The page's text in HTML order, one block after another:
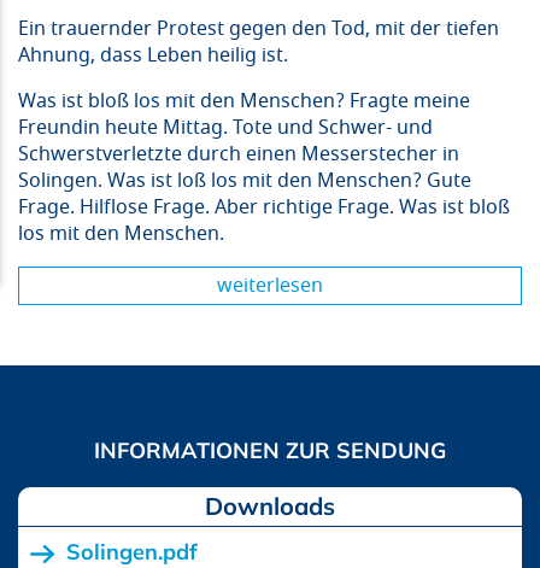
Ein trauernder Protest gegen den Tod, mit der tiefen
Ahnung, dass Leben heilig ist.
Was ist bloß los mit den Menschen? Fragte meine
Freundin heute Mittag. Tote und Schwer- und
Schwerstverletzte durch einen Messerstecher in
Solingen. Was ist loß los mit den Menschen? Gute
Frage. Hilflose Frage. Aber richtige Frage. Was ist bloß
los mit den Menschen.
weiterlesen
Downloads
Solingen.pdf